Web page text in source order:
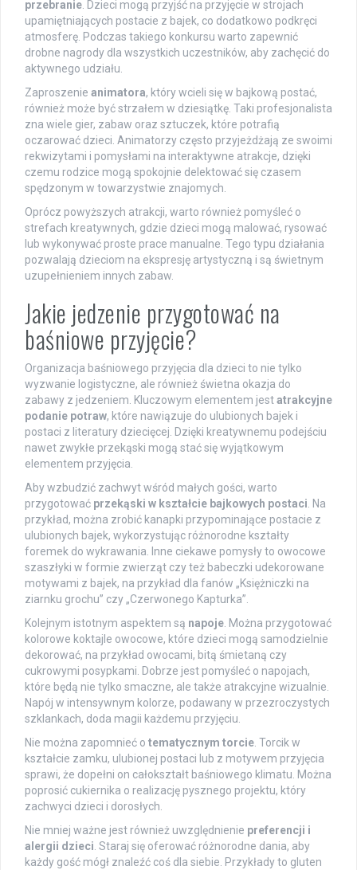
przebranie. Dzieci mogą przyjść na przyjęcie w strojach
upamiętniających postacie z bajek, co dodatkowo podkręci
atmosferę. Podczas takiego konkursu warto zapewnić
drobne nagrody dla wszystkich uczestników, aby zachęcić do
aktywnego udziału.
Zaproszenie animatora, który wcieli się w bajkową postać,
również może być strzałem w dziesiątkę. Taki profesjonalista
zna wiele gier, zabaw oraz sztuczek, które potrafią
oczarować dzieci. Animatorzy często przyjeżdżają ze swoimi
rekwizytami i pomysłami na interaktywne atrakcje, dzięki
czemu rodzice mogą spokojnie delektować się czasem
spędzonym w towarzystwie znajomych.
Oprócz powyższych atrakcji, warto również pomyśleć o
strefach kreatywnych, gdzie dzieci mogą malować, rysować
lub wykonywać proste prace manualne. Tego typu działania
pozwalają dzieciom na ekspresję artystyczną i są świetnym
uzupełnieniem innych zabaw.
Jakie jedzenie przygotować na
baśniowe przyjęcie?
Organizacja baśniowego przyjęcia dla dzieci to nie tylko
wyzwanie logistyczne, ale również świetna okazja do
zabawy z jedzeniem. Kluczowym elementem jestatrakcyjne
podanie potraw, które nawiązuje do ulubionych bajek i
postaci z literatury dziecięcej. Dzięki kreatywnemu podejściu
nawet zwykłe przekąski mogą stać się wyjątkowym
elementem przyjęcia.
Aby wzbudzić zachwyt wśród małych gości, warto
przygotować przekąski w kształcie bajkowych postaci. Na
przykład, można zrobić kanapki przypominające postacie z
ulubionych bajek, wykorzystując różnorodne kształty
foremek do wykrawania. Inne ciekawe pomysły to owocowe
szaszłyki w formie zwierząt czy też babeczki udekorowane
motywami z bajek, na przykład dla fanów „Księżniczki na
ziarnku grochu” czy „Czerwonego Kapturka”.
Kolejnym istotnym aspektem są napoje. Można przygotować
kolorowe koktajle owocowe, które dzieci mogą samodzielnie
dekorować, na przykład owocami, bitą śmietaną czy
cukrowymi posypkami. Dobrze jest pomyśleć o napojach,
które będą nie tylko smaczne, ale także atrakcyjne wizualnie.
Napój w intensywnym kolorze, podawany w przezroczystych
szklankach, doda magii każdemu przyjęciu.
Nie można zapomnieć o tematycznym torcie. Torcik w
kształcie zamku, ulubionej postaci lub z motywem przyjęcia
sprawi, że dopełni on całokształt baśniowego klimatu. Można
poprosić cukiernika o realizację pysznego projektu, który
zachwyci dzieci i dorosłych.
Nie mniej ważne jest również uwzględnienie preferencji i
alergii dzieci. Staraj się oferować różnorodne dania, aby
każdy gość mógł znaleźć coś dla siebie. Przykłady to gluten